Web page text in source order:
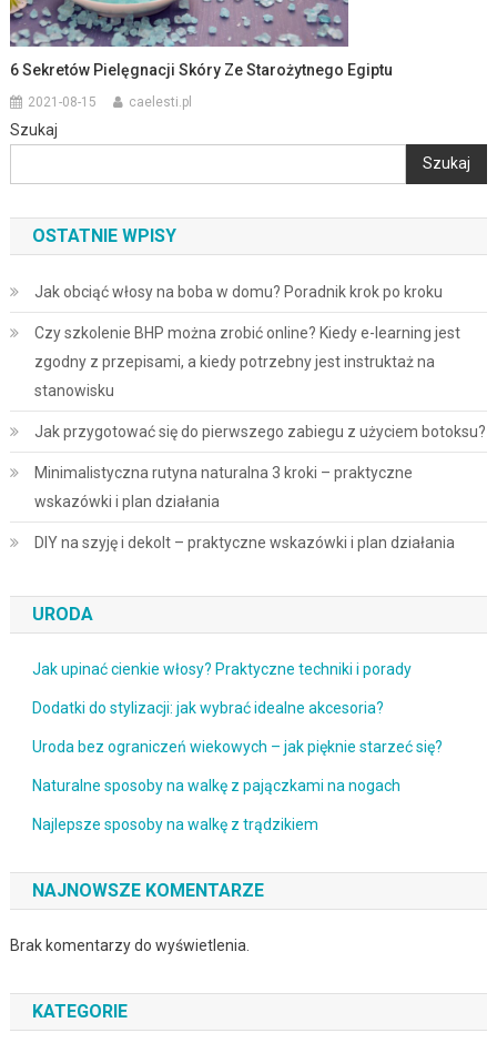
6 Sekretów Pielęgnacji Skóry Ze Starożytnego Egiptu
2021-08-15 caelesti.pl
Szukaj
Szukaj
OSTATNIE WPISY
Jak obciąć włosy na boba w domu? Poradnik krok po kroku
Czy szkolenie BHP można zrobić online? Kiedy e-learning jest
zgodny z przepisami, a kiedy potrzebny jest instruktaż na
stanowisku
Jak przygotować się do pierwszego zabiegu z użyciem botoksu?
Minimalistyczna rutyna naturalna 3 kroki – praktyczne
wskazówki i plan działania
DIY na szyję i dekolt – praktyczne wskazówki i plan działania
URODA
Jak upinać cienkie włosy? Praktyczne techniki i porady
Dodatki do stylizacji: jak wybrać idealne akcesoria?
Uroda bez ograniczeń wiekowych – jak pięknie starzeć się?
Naturalne sposoby na walkę z pajączkami na nogach
Najlepsze sposoby na walkę z trądzikiem
NAJNOWSZE KOMENTARZE
Brak komentarzy do wyświetlenia.
KATEGORIE